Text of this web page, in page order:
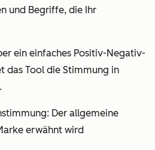
und Begriffe, die Ihr
ein einfaches Positiv-Negativ-
das Tool die Stimmung in
Der allgemeine
erwähnt wird